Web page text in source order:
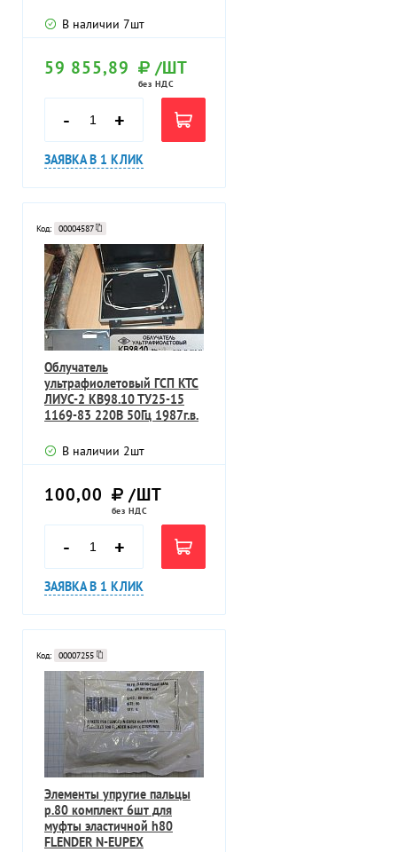
В наличии 7шт
59 855,89 /ШТ
без НДС
- +
ЗАЯВКА В 1 КЛИК
Код: 00004587
Облучатель
ультрафиолетовый ГСП КТС
ЛИУС-2 КВ98.10 ТУ25-15
1169-83 220В 50Гц 1987г.в.
В наличии 2шт
100,00 /ШТ
без НДС
- +
ЗАЯВКА В 1 КЛИК
Код: 00007255
Элементы упругие пальцы
p.80 комплект 6шт для
муфты эластичной h80
FLENDER N-EUPEX